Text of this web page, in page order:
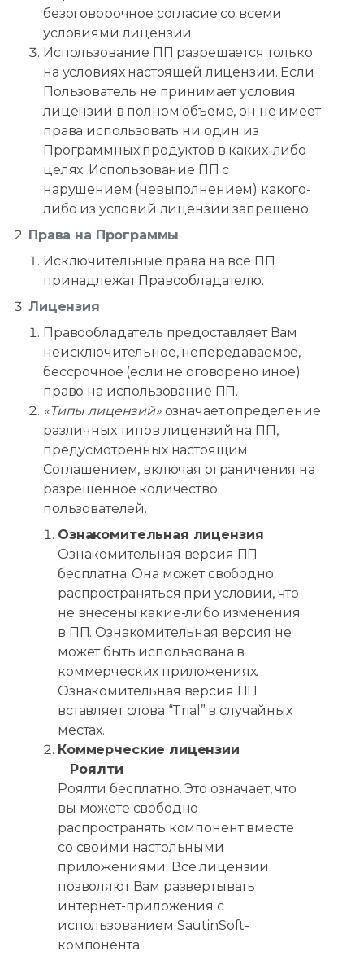
безоговорочное согласие со всеми
условиями лицензии.
Использование ПП разрешается только
на условиях настоящей лицензии. Если
Пользователь не принимает условия
лицензии в полном объеме, он не имеет
права использовать ни один из
Программных продуктов в каких-либо
целях. Использование ПП с
нарушением (невыполнением) какого-
либо из условий лицензии запрещено.
Права на Программы
Исключительные права на все ПП
принадлежат Правообладателю.
Лицензия
Правообладатель предоставляет Вам
неисключительное, непередаваемое,
бессрочное (если не оговорено иное)
право на использование ПП.
«Типы лицензий»означает определение
различных типов лицензий на ПП,
предусмотренных настоящим
Соглашением, включая ограничения на
разрешенное количество
пользователей.
Ознакомительная лицензия
Ознакомительная версия ПП
бесплатна. Она может свободно
распространяться при условии, что
не внесены какие-либо изменения
в ПП. Ознакомительная версия не
может быть использована в
коммерческих приложениях.
Ознакомительная версия ПП
вставляет слова “Trial” в случайных
местах.
Коммерческие лицензии
Роялти
Роялти бесплатно. Это означает, что
вы можете свободно
распространять компонент вместе
со своими настольными
приложениями. Все лицензии
позволяют Вам развертывать
интернет-приложения с
использованием SautinSoft-
компонента.